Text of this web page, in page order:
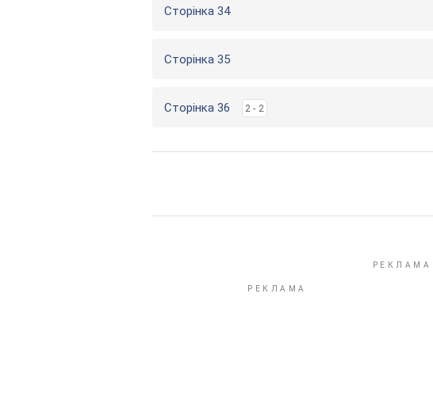
Сторінка 34
Сторінка 35
Сторінка 36 2 - 2